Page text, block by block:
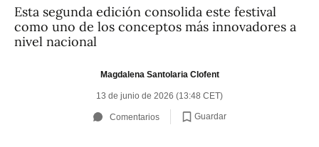
Esta segunda edición consolida este festival
como uno de los conceptos más innovadores a
nivel nacional
Magdalena Santolaria Clofent
13 de junio de 2026 (13:48 CET)
Comentarios Guardar